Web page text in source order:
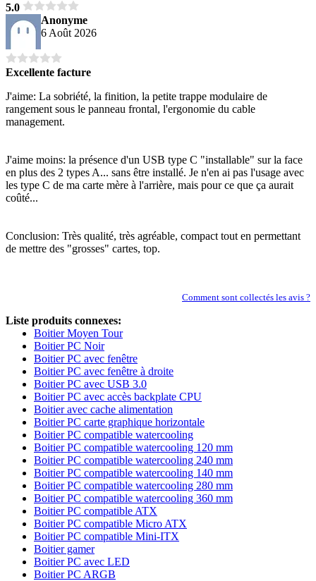
5.0
Anonyme
6 Août 2026
Excellente facture
J'aime: La sobriété, la finition, la petite trappe modulaire de
rangement sous le panneau frontal, l'ergonomie du cable
management.
J'aime moins: la présence d'un USB type C "installable" sur la face
en plus des 2 types A... sans être installé. Je n'en ai pas l'usage avec
les type C de ma carte mère à l'arrière, mais pour ce que ça aurait
coûté...
Conclusion: Très qualité, très agréable, compact tout en permettant
de mettre des "grosses" cartes, top.
Comment sont collectés les avis ?
Liste produits connexes:
Boitier Moyen Tour
Boitier PC Noir
Boitier PC avec fenêtre
Boitier PC avec fenêtre à droite
Boitier PC avec USB 3.0
Boitier PC avec accès backplate CPU
Boitier avec cache alimentation
Boitier PC carte graphique horizontale
Boitier PC compatible watercooling
Boitier PC compatible watercooling 120 mm
Boitier PC compatible watercooling 240 mm
Boitier PC compatible watercooling 140 mm
Boitier PC compatible watercooling 280 mm
Boitier PC compatible watercooling 360 mm
Boitier PC compatible ATX
Boitier PC compatible Micro ATX
Boitier PC compatible Mini-ITX
Boitier gamer
Boitier PC avec LED
Boitier PC ARGB